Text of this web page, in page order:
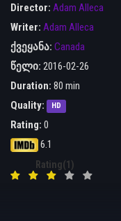
Director: Adam Alleca
Writer: Adam Alleca
ქვეყანა: Canada
წელი: 2016-02-26
Duration: 80 min
Quality:
HD
Rating: 0
6.1
Rating(1)